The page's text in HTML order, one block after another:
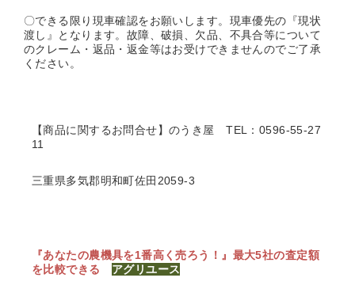
〇できる限り現車確認をお願いします。現車優先の『現状
渡し』となります。 故障、破損、欠品、不具合等について
のクレーム・返品・返金等はお受けできませんのでご了承
ください。
【商品に関するお問合せ】のうき屋TEL：0596-55-27
11
三重県多気郡明和町佐田2059-3
『あなたの農機具を1番高く売ろう！』 最大5社の査定額
を比較できる アグリユース